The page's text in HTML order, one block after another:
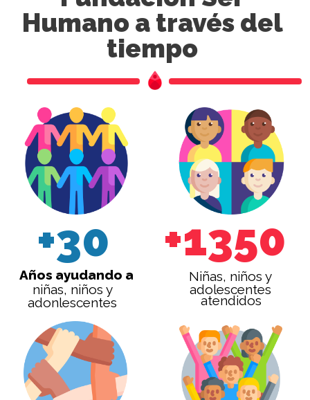
+30
Años ayudando a
niñas, niños y
adonlescentes
+1350
Niñas, niños y
adolescentes
atendidos
Humano a través del
tiempo